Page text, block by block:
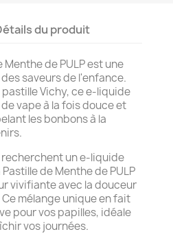
du produit
de PULP est une
saveurs de l'enfance.
Vichy, ce e-liquide
vape à la fois douce et
les bonbons à la
un e-liquide
de Menthe de PULP
vivifiante avec la douceur
mélange unique en fait
pour vos papilles, idéale
vos journées.